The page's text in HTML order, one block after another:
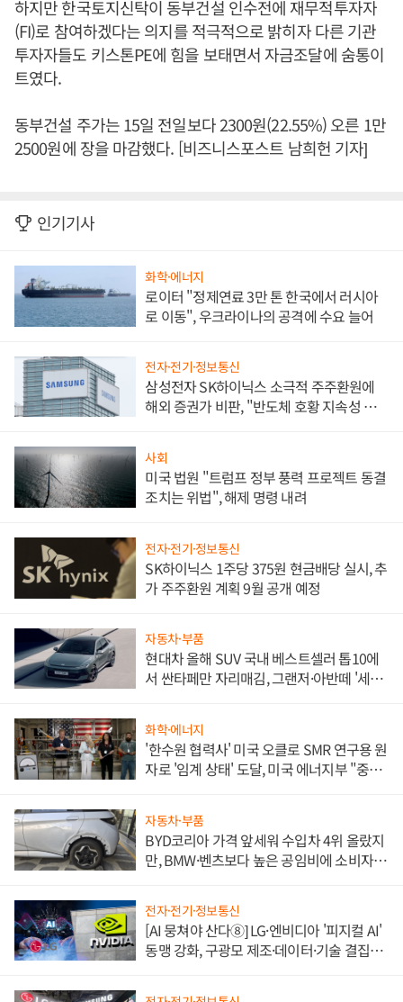
하지만 한국토지신탁이 동부건설 인수전에 재무적투자자
(FI)로 참여하겠다는 의지를 적극적으로 밝히자 다른 기관
투자자들도 키스톤PE에 힘을 보태면서 자금조달에 숨통이
트였다.
동부건설 주가는 15일 전일보다 2300원(22.55%) 오른 1만
2500원에 장을 마감했다. [비즈니스포스트 남희헌 기자]
인기기사
화학·에너지
로이터 "정제연료 3만 톤 한국에서 러시아
로 이동", 우크라이나의 공격에 수요 늘어
전자·전기·정보통신
삼성전자 SK하이닉스 소극적 주주환원에
해외 증권가 비판, "반도체 호황 지속성 의
사회
미국 법원 "트럼프 정부 풍력 프로젝트 동결
조치는 위법", 해제 명령 내려
전자·전기·정보통신
SK하이닉스 1주당 375원 현금배당 실시, 추
가 주주환원 계획 9월 공개 예정
자동차·부품
현대차 올해 SUV 국내 베스트셀러 톱10에
서 싼타페만 자리매김, 그랜저·아반떼 '세단
화학·에너지
'한수원 협력사' 미국 오클로 SMR 연구용 원
자로 '임계 상태' 도달, 미국 에너지부 "중요
자동차·부품
BYD코리아 가격 앞세워 수입차 4위 올랐지
만, BMW·벤츠보다 높은 공임비에 소비자
전자·전기·정보통신
[AI 뭉쳐야 산다⑧] LG·엔비디아 '피지컬 AI'
동맹 강화, 구광모 제조·데이터·기술 결집